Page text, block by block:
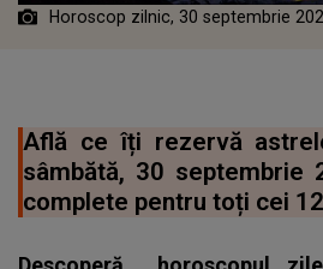
Horoscop zilnic, 30 septembrie
Află ce îți rezervă
sâmbătă, 30 septembrie
complete pentru toți cei